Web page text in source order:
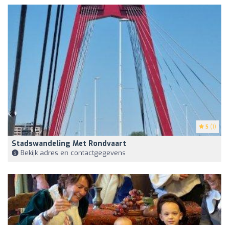
5 (1)
Stadswandeling Met Rondvaart
Bekijk adres en contactgegevens